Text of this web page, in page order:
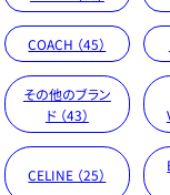
COACH （45）
その他のブラン
ド （43）
CELINE （25）